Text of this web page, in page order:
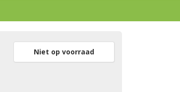
Niet op voorraad